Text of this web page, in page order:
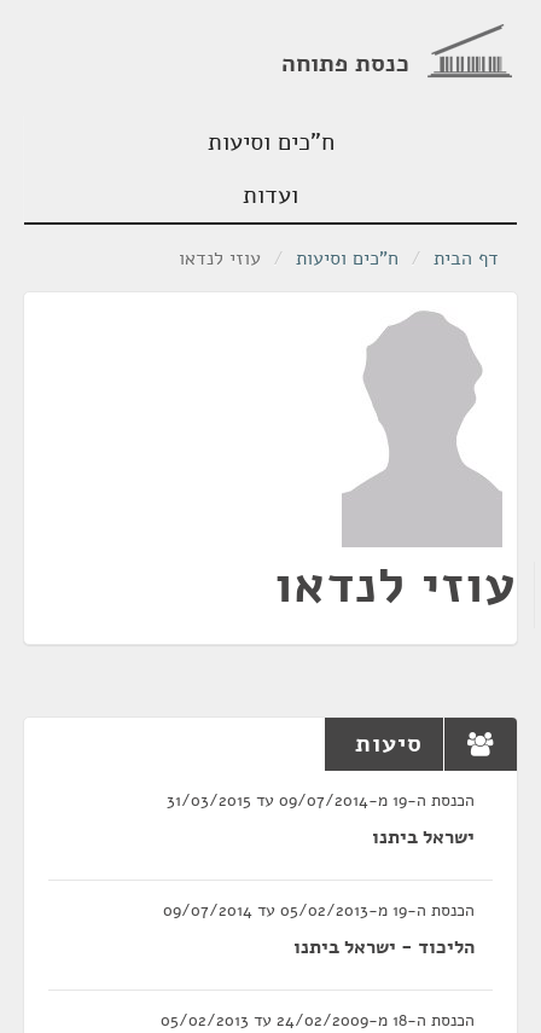
כנסת פתוחה
ח"כים וסיעות
ועדות
דף הבית / ח"כים וסיעות / עוזי לנדאו
עוזי לנדאו
סיעות
הכנסת ה-19 מ-09/07/2014 עד 31/03/2015
ישראל ביתנו
הכנסת ה-19 מ-05/02/2013 עד 09/07/2014
הליכוד - ישראל ביתנו
הכנסת ה-18 מ-24/02/2009 עד 05/02/2013